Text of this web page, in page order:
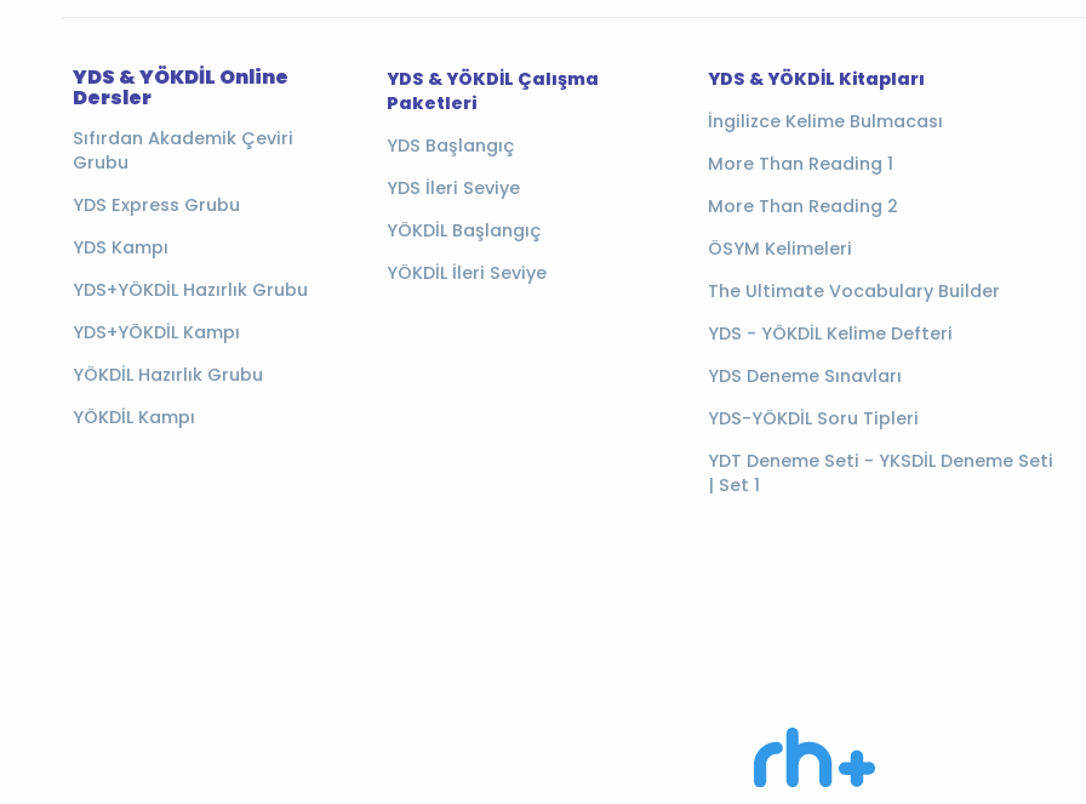
YDS & YÖKDİL Online
Dersler
Sıfırdan Akademik Çeviri
Grubu
YDS Express Grubu
YDS Kampı
YDS+YÖKDİL Hazırlık Grubu
YDS+YÖKDİL Kampı
YÖKDİL Hazırlık Grubu
YÖKDİL Kampı
YDS & YÖKDİL Çalışma
Paketleri
YDS Başlangıç
YDS İleri Seviye
YÖKDİL Başlangıç
YÖKDİL İleri Seviye
YDS & YÖKDİL Kitapları
İngilizce Kelime Bulmacası
More Than Reading 1
More Than Reading 2
ÖSYM Kelimeleri
The Ultimate Vocabulary Builder
YDS - YÖKDİL Kelime Defteri
YDS Deneme Sınavları
YDS-YÖKDİL Soru Tipleri
YDT Deneme Seti - YKSDİL Deneme Seti
| Set 1